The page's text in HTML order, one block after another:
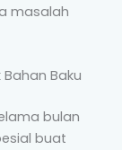
masalah
Baku
bulan
buat